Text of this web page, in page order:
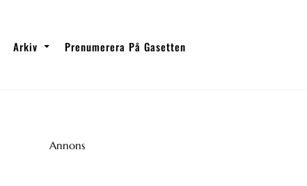
Arkiv Prenumerera På Gasetten
Annons